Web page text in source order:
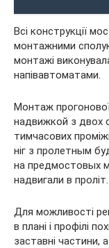
Всі конструкції
монтажними
монтажі
напівавтоматами.
Монтаж
надвижкой з двох
тимчасових
ніг з пролетным
на предмостовых
надвигали в проліт.
Для можливості
в плані і профілі
заставні частини,